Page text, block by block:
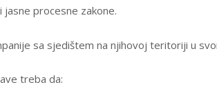
procesne zakone.
sa sjedištem na njihovoj teritoriji u
treba da: